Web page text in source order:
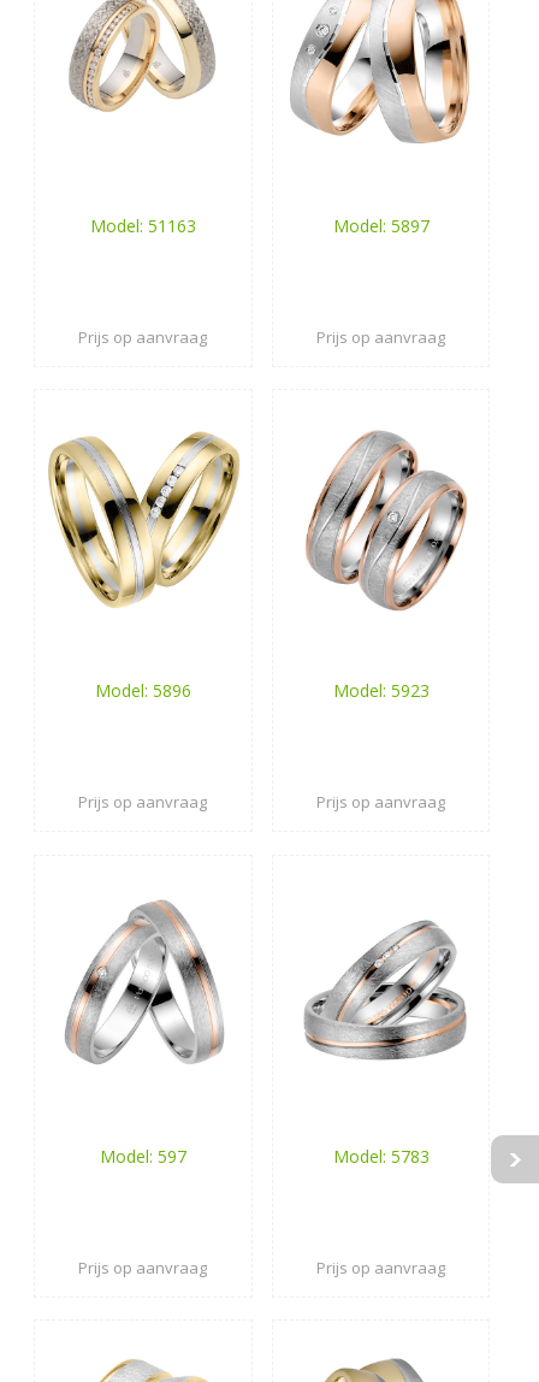
Model: 51163
Prijs op aanvraag
Model: 5897
Prijs op aanvraag
Model: 5896
Prijs op aanvraag
Model: 5923
Prijs op aanvraag
Model: 597
Prijs op aanvraag
Model: 5783
Prijs op aanvraag